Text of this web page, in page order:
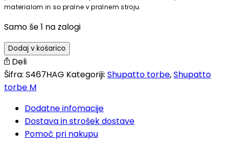
materialom in so pralne v pralnem stroju.
Samo še 1 na zalogi
Dodaj v košarico
Deli
Šifra: S467HAG Kategoriji: Shupatto torbe,Shupatto
torbe M
Dodatne infomacije
Dostava in strošek dostave
Pomoč pri nakupu